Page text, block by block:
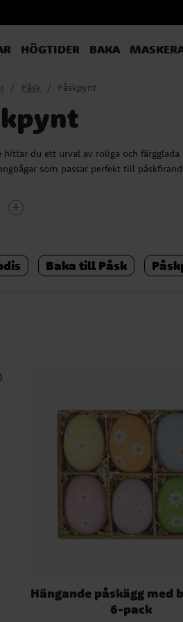
HÖGTIDER BAKA
Påsk Påskpynt
du ett urval av roliga och
som passar perfekt till
fram under veckan före påskhelgen.
för att göra eget påskpynt.
bort påskpyntet?
i påsktiden (det vill säga
med färgen
är det lätt att tro att färgen
någonting med kyrkan eller
gul har en koppling till symboler som
Baka till Påsk
Hängande påskägg med
6-pack